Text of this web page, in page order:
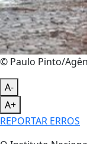
© Paulo Pinto/
A-
A+
REPORTAR ERROS